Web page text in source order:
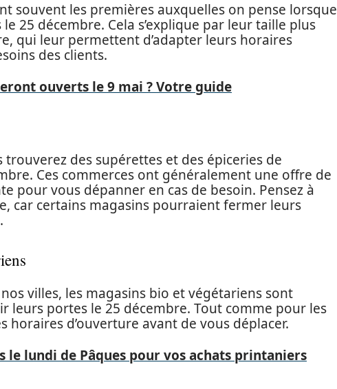
souvent les premières auxquelles on pense lorsque
25 décembre. Cela s’explique par leur taille plus
qui leur permettent d’adapter leurs horaires
des clients.
ouverts le 9 mai ? Votre guide
des supérettes et des épiceries de
Ces commerces ont généralement une offre de
pour vous dépanner en cas de besoin. Pensez à
car certains magasins pourraient fermer leurs
villes, les magasins bio et végétariens sont
leurs portes le 25 décembre. Tout comme pour les
horaires d’ouverture avant de vous déplacer.
le lundi de Pâques pour vos achats printaniers